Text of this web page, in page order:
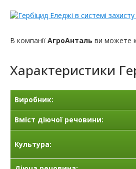
В компанії АгроАнталь ви можете
Характеристики
Виробник:
Вміст діючої речовини:
Культура: